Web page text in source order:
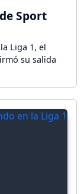
Sport
Liga 1, el
su salida